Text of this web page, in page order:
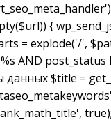
{
= explode('/',
AND
данных $title =